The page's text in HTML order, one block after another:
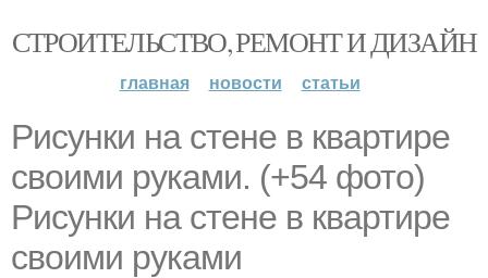
СТРОИТЕЛЬСТВО, РЕМОНТ И ДИЗАЙН
главная новости статьи
Рисунки на стене в квартире
своими руками. (+54 фото)
Рисунки на стене в квартире
своими руками